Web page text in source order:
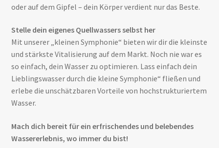
oder auf dem Gipfel – dein Körper verdient nur das Beste.
Stelle dein eigenes Quellwassers selbst her
Mit unserer „kleinen Symphonie“ bieten wir dir die kleinste
und stärkste Vitalisierung auf dem Markt. Noch nie war es
so einfach, dein Wasser zu optimieren. Lass einfach dein
Lieblingswasser durch die kleine Symphonie“ fließen und
erlebe die unschätzbaren Vorteile von hochstrukturiertem
Wasser.
Mach dich bereit für ein erfrischendes und belebendes
Wassererlebnis, wo immer du bist!